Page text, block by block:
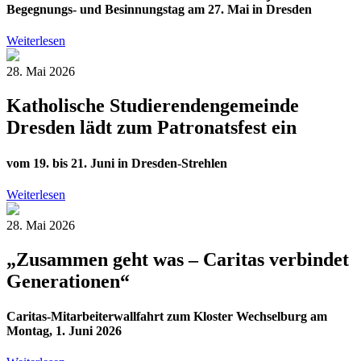
Begegnungs- und Besinnungstag am 27. Mai in Dresden
Weiterlesen
28. Mai 2026
Katholische Studierendengemeinde
Dresden lädt zum Patronatsfest ein
vom 19. bis 21. Juni in Dresden-Strehlen
Weiterlesen
28. Mai 2026
„Zusammen geht was – Caritas verbindet
Generationen“
Caritas-Mitarbeiterwallfahrt zum Kloster Wechselburg am
Montag, 1. Juni 2026